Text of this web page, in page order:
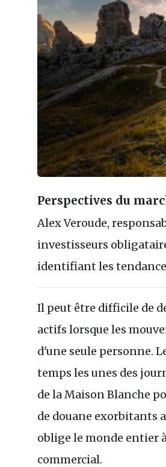
Perspectives du
Alex Veroude,
investisseurs
identifiant les
Il peut être difficile de
actifs lorsque les
d'une seule personne.
temps les unes des
de la Maison Blanche
de douane exorbitants
oblige le monde entier
commercial.